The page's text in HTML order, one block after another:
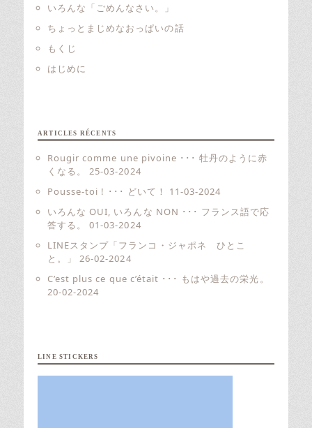
いろんな「ごめんなさい。」
ちょっとまじめなおっぱいの話
もくじ
はじめに
ARTICLES RÉCENTS
Rougir comme une pivoine ･･･ 牡丹のように赤
くなる。
25-03-2024
Pousse-toi ! ･･･ どいて！
11-03-2024
いろんな OUI, いろんな NON ･･･ フランス語で応
答する。
01-03-2024
LINEスタンプ「フランコ・ジャポネ ひとこ
と。」
26-02-2024
C’est plus ce que c’était ･･･ もはや過去の栄光。
20-02-2024
LINE STICKERS